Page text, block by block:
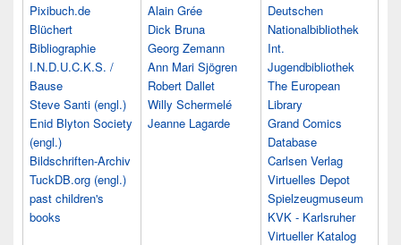
Pixibuch.de
Blüchert
Bibliographie
I.N.D.U.C.K.S. /
Bause
Steve Santi (engl.)
Enid Blyton Society
(engl.)
Bildschriften-Archiv
TuckDB.org (engl.)
past children's
books
Alain Grée
Dick Bruna
Georg Zemann
Ann Mari Sjögren
Robert Dallet
Willy Schermelé
Jeanne Lagarde
Deutschen
Nationalbibliothek
Int.
Jugendbibliothek
The European
Library
Grand Comics
Database
Carlsen Verlag
Virtuelles Depot
Spielzeugmuseum
KVK - Karlsruher
Virtueller Katalog